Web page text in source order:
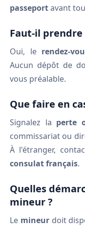
passeportavant
Faut-il prendre
Oui, le rendez-
Aucun dépôt de
vous préalable.
Que faire en
Signalez la perte
commissariat ou
À l'étranger,
consulat français.
Quelles
mineur ?
Le mineurdoit